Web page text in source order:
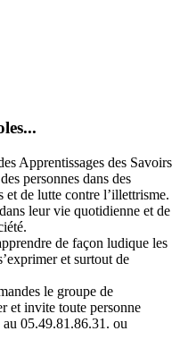
Apprentissages des Savoirs
personnes dans des
et de lutte contre l’illettrisme.
leur vie quotidienne et de
de façon ludique les
et surtout de
le groupe de
et invite toute personne
05.49.81.86.31. ou